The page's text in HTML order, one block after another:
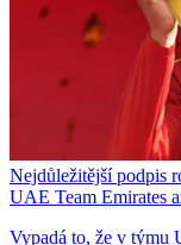
Nejdůležitější podpis
UAE Team Emirates
Vypadá to, že v týmu